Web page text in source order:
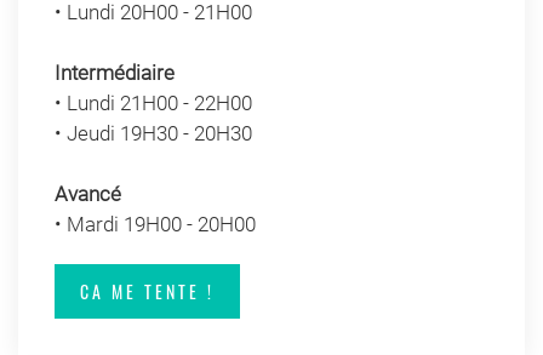
• Lundi 20H00 - 21H00
Intermédiaire
• Lundi 21H00 - 22H00
• Jeudi 19H30 - 20H30
Avancé
• Mardi 19H00 - 20H00
CA ME TENTE !